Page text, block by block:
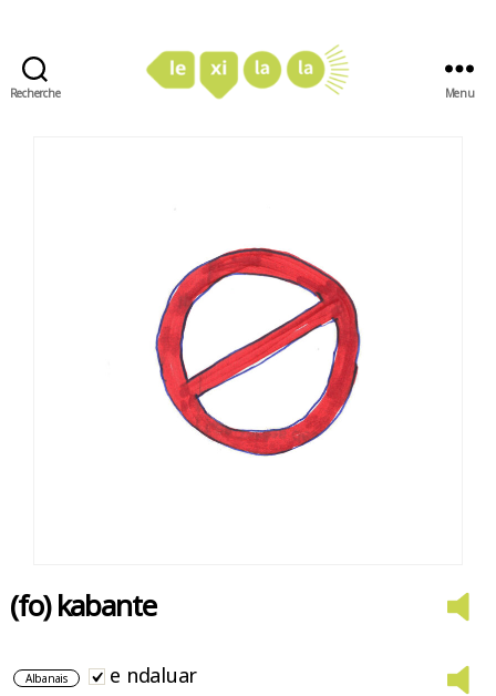
Recherche Menu
(fo) kabante
Albanais e ndaluar